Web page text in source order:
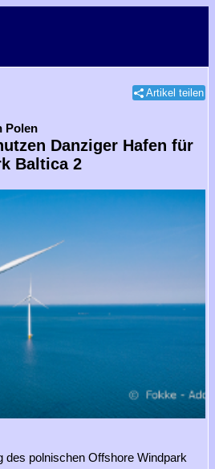
Artikel teilen
Polen
Danziger Hafen für
Baltica 2
des polnischen Offshore Windpark